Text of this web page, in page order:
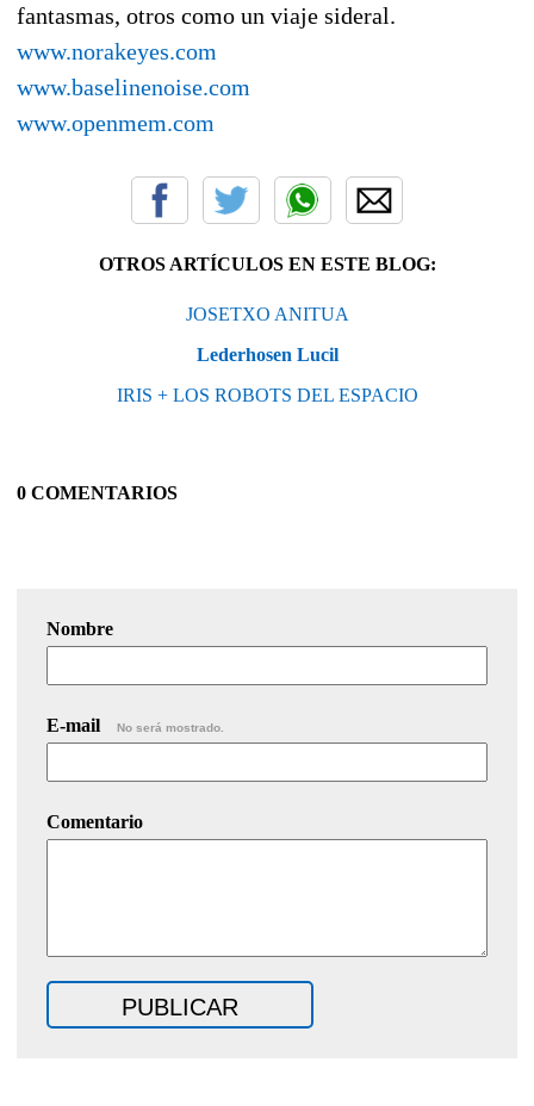
fantasmas, otros como un viaje sideral.
www.norakeyes.com
www.baselinenoise.com
www.openmem.com
OTROS ARTÍCULOS EN ESTE BLOG:
JOSETXO ANITUA
Lederhosen Lucil
IRIS + LOS ROBOTS DEL ESPACIO
0 COMENTARIOS
Nombre
E-mail No será mostrado.
Comentario